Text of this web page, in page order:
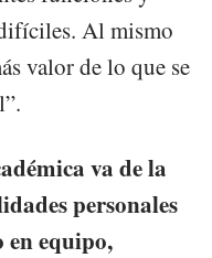
Al mismo
valor de lo que se
va de la
personales
equipo,